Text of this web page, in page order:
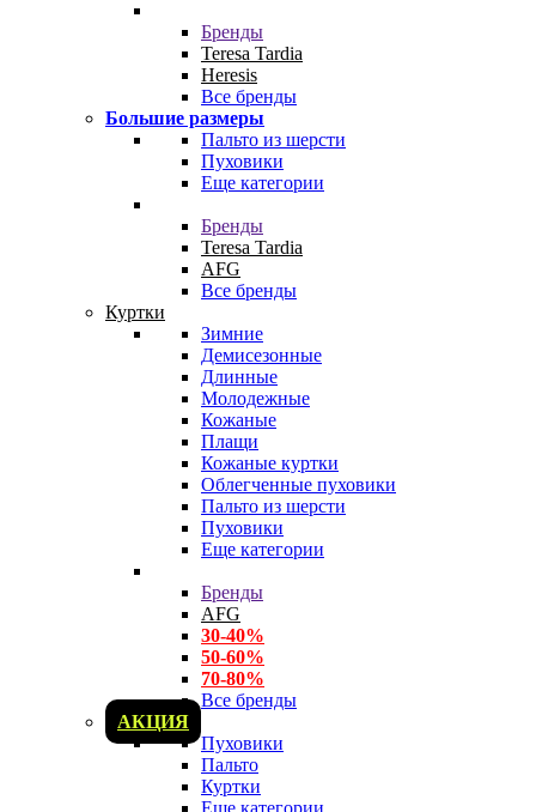
Бренды
Teresa Tardia
Heresis
Все бренды
Большие размеры
Пальто из шерсти
Пуховики
Еще категории
Бренды
Teresa Tardia
AFG
Все бренды
Куртки
Зимние
Демисезонные
Длинные
Молодежные
Кожаные
Плащи
Кожаные куртки
Облегченные пуховики
Пальто из шерсти
Пуховики
Еще категории
Бренды
AFG
30-40%
50-60%
70-80%
Все бренды
АКЦИЯ
Пуховики
Пальто
Куртки
Еще категории